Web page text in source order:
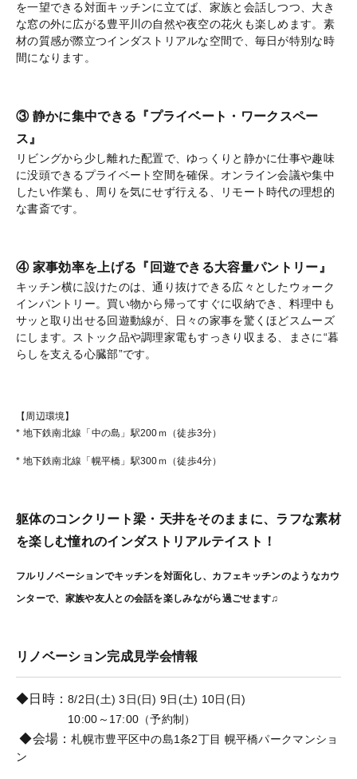
を一望できる対面キッチンに立てば、家族と会話しつつ、大き
な窓の外に広がる豊平川の自然や夜空の花火も楽しめます。素
材の質感が際立つインダストリアルな空間で、毎日が特別な時
間になります。
③ 静かに集中できる『プライベート・ワークスペー
ス』
リビングから少し離れた配置で、ゆっくりと静かに仕事や趣味
に没頭できるプライベート空間を確保。オンライン会議や集中
したい作業も、周りを気にせず行える、リモート時代の理想的
な書斎です。
④ 家事効率を上げる『回遊できる大容量パントリー』
キッチン横に設けたのは、通り抜けできる広々としたウォーク
インパントリー。買い物から帰ってすぐに収納でき、料理中も
サッと取り出せる回遊動線が、日々の家事を驚くほどスムーズ
にします。ストック品や調理家電もすっきり収まる、まさに“暮
らしを支える心臓部”です。
【周辺環境】
* 地下鉄南北線 「中の島」駅200ｍ（徒歩3分）
* 地下鉄南北線 「幌平橋」駅300ｍ（徒歩4分）
躯体のコンクリート梁・天井をそのままに、ラフな素材
を楽しむ憧れのインダストリアルテイスト！
フルリノベーションでキッチンを対面化し、カフェキッチンのようなカウ
ンターで、家族や友人との会話を楽しみながら過ごせます♫
リノベーション完成見学会情報
◆日時：8/2日(土) 3日(日) 9日(土) 10日(日)
10:00～17:00（予約制）
◆会場：札幌市豊平区中の島1条2丁目 幌平橋パークマンショ
ン